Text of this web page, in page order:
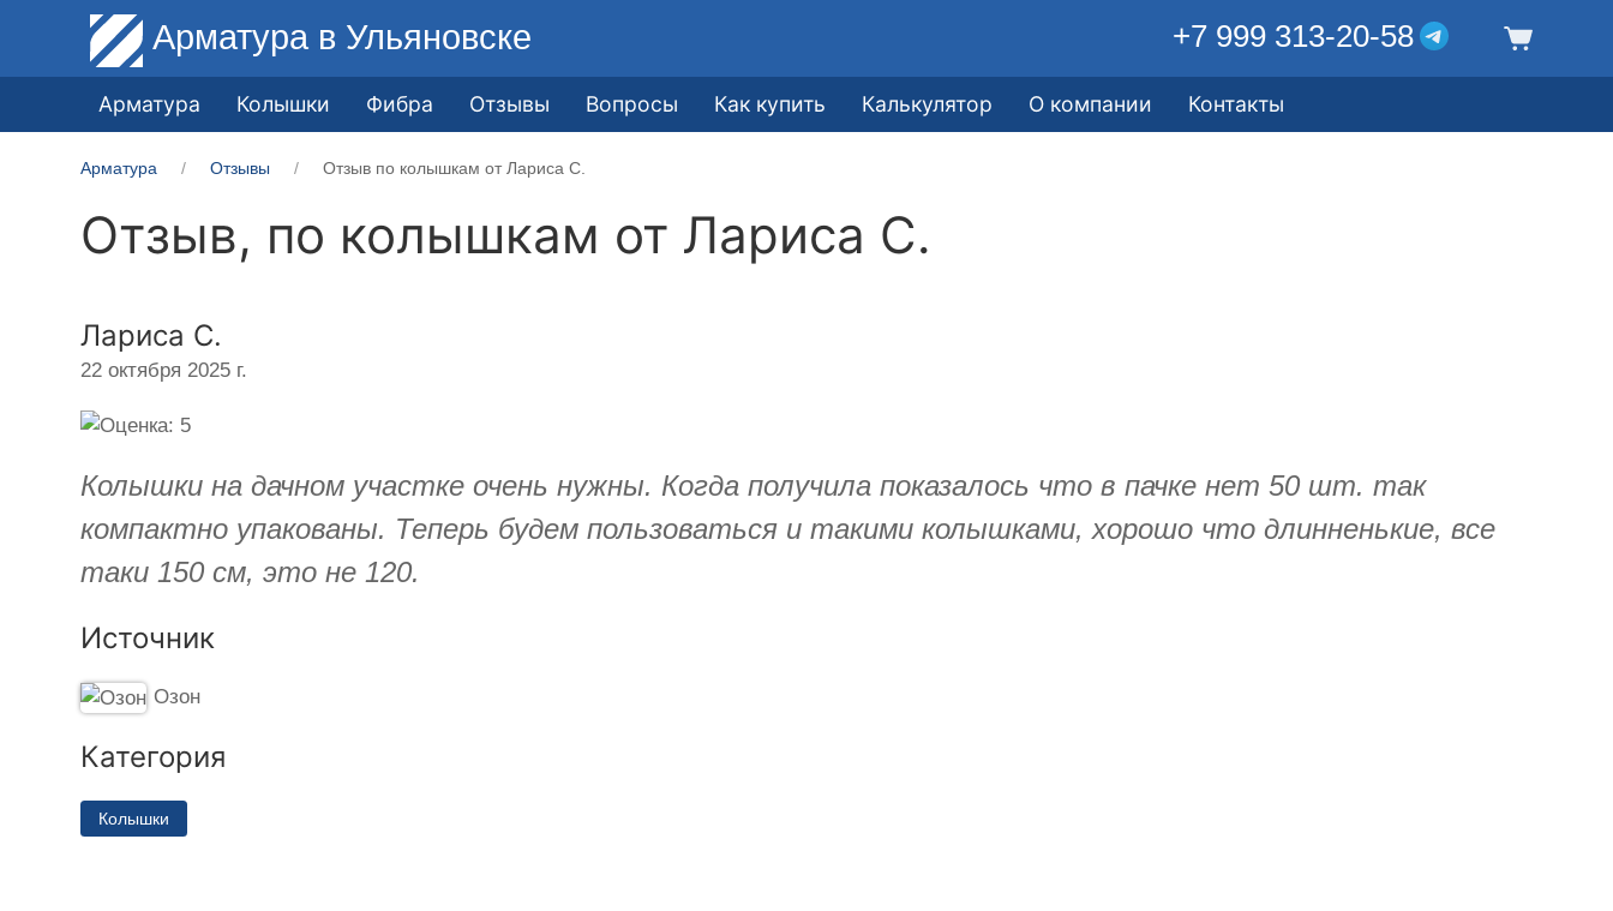
Арматура в Ульяновске +7 999 313-20-58
Арматура Колышки Фибра Отзывы Вопросы Как купить Калькулятор О компании Контакты
Арматура Отзывы Отзыв по колышкам от Лариса С.
Отзыв, по колышкам от Лариса С.
Лариса С.
22 октября 2025 г.
Колышки на дачном участке очень нужны. Когда получила показалось что в пачке нет 50 шт. так
компактно упакованы. Теперь будем пользоваться и такими колышками, хорошо что длинненькие, все
таки 150 см, это не 120.
Источник
Озон
Категория
Колышки